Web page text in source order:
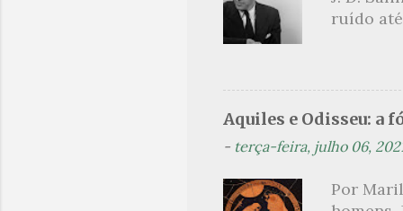
ruído
pianista,
nada
Aquiles e Odisseu: a
- terça-feira, julho 06,
Por